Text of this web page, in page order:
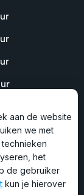
en zijn wij
aan de website
we met
het
de gebruiker
kun je hierover